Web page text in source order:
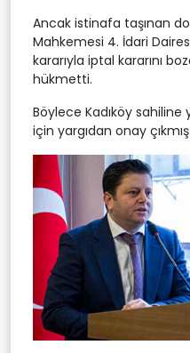
Ancak istinafa taşınan
Mahkemesi 4. İdari
kararıyla iptal kararını
hükmetti.
Böylece Kadıköy sahiline
için yargıdan onay